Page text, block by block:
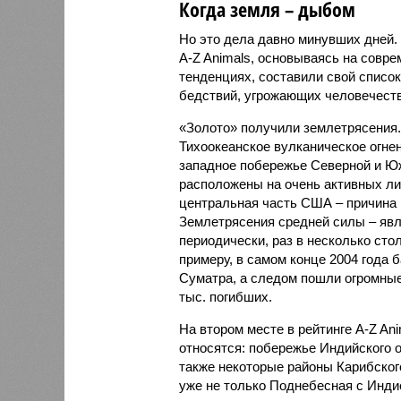
Когда земля – дыбом
Но это дела давно минувших
A-Z Animals, основываясь на
тенденциях, составили свой
бедствий, угрожающих
«Золото» получили
Тихоокеанское вулканическое
западное побережье Северной и
расположены на очень активных
центральная часть США –
Землетрясения средней силы –
периодически, раз в несколько
примеру, в самом конце 2004 года
Суматра, а следом пошли
тыс. погибших.
На втором месте в рейтинге A-Z
относятся: побережье
также некоторые районы
уже не только Поднебесная с